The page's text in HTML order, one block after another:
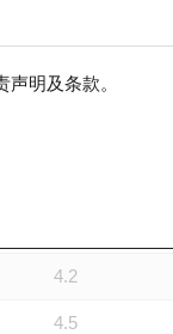
声明及条款。
4.2
4.5